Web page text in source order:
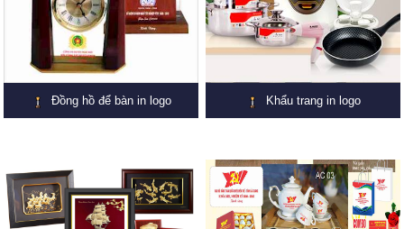
Đồng hồ để bàn in logo Khẩu trang in logo